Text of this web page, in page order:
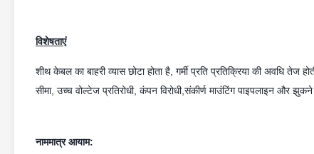
विशेषताएं
शीथ केबल का बाहरी व्यास छोटा होता है, गर्मी प्रति प्रतिक्रिया की अवधि
सीमा, उच्च वोल्टेज प्रतिरोधी, कंपन विरोधी,संकीर्ण माउंटिंग पाइपलाइन और
नाममात्र आयाम: